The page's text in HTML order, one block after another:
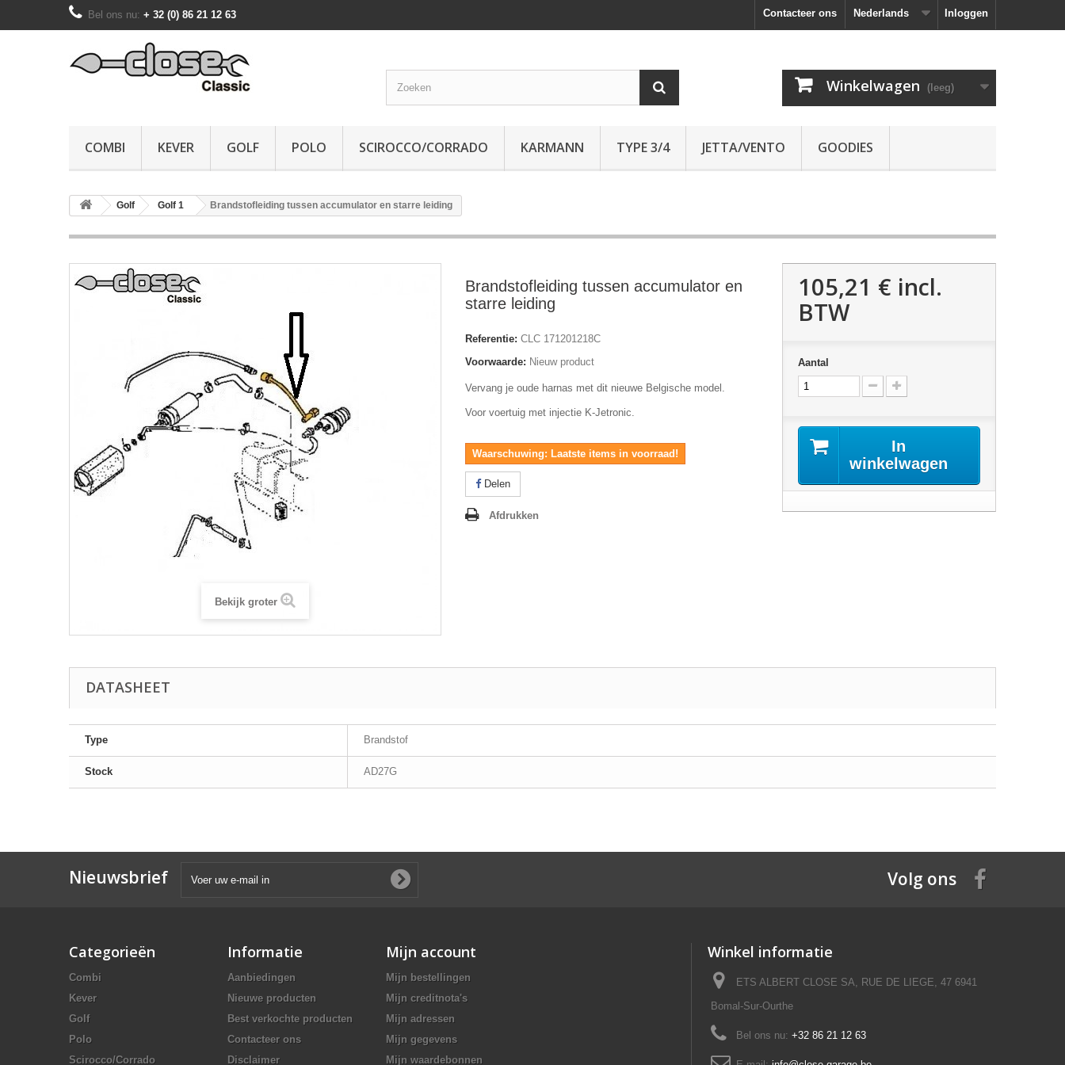
Inloggen
Nederlands
Contacteer ons
Bel ons nu: + 32 (0) 86 21 12 63
Winkelwagen (leeg)
COMBI KEVER GOLF POLO SCIROCCO/CORRADO KARMANN TYPE 3/4 JETTA/VENTO GOODIES
Golf Golf 1 Brandstofleiding tussen accumulator en starre leiding
Bekijk groter
Brandstofleiding tussen accumulator en
starre leiding
Referentie: CLC 171201218C
Voorwaarde: Nieuw product
Vervang je oude harnas met dit nieuwe Belgische model.
Voor voertuig met injectie K-Jetronic.
Waarschuwing: Laatste items in voorraad!
Delen
Afdrukken
105,21 € incl.
BTW
Aantal
In
winkelwagen
DATASHEET
Type Brandstof
Stock AD27G
Nieuwsbrief Volg ons
Categorieën
Combi
Kever
Golf
Polo
Scirocco/Corrado
Informatie
Aanbiedingen
Nieuwe producten
Best verkochte producten
Contacteer ons
Disclaimer
Mijn account
Mijn bestellingen
Mijn creditnota's
Mijn adressen
Mijn gegevens
Mijn waardebonnen
Winkel informatie
ETS ALBERT CLOSE SA, RUE DE LIEGE, 47 6941
Bomal-Sur-Ourthe
Bel ons nu: +32 86 21 12 63